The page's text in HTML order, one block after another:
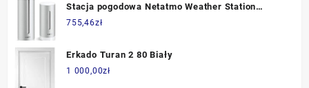
Stacja pogodowa Netatmo Weather Station
NWS01
755,46zł
Erkado Turan 2 80 Biały
1 000,00zł